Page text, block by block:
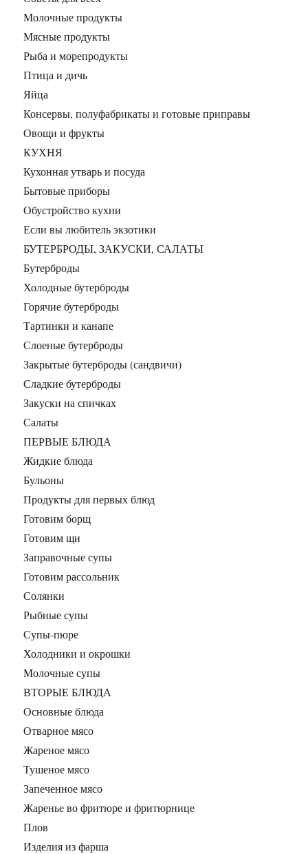
Молочные продукты
Мясные продукты
Рыба и морепродукты
Птица и дичь
Яйца
Консервы, полуфабрикаты и готовые приправы
Овощи и фрукты
КУХНЯ
Кухонная утварь и посуда
Бытовые приборы
Обустройство кухни
Если вы любитель экзотики
БУТЕРБРОДЫ, ЗАКУСКИ, САЛАТЫ
Бутерброды
Холодные бутерброды
Горячие бутерброды
Тартинки и канапе
Слоеные бутерброды
Закрытые бутерброды (сандвичи)
Сладкие бутерброды
Закуски на спичках
Салаты
ПЕРВЫЕ БЛЮДА
Жидкие блюда
Бульоны
Продукты для первых блюд
Готовим борщ
Готовим щи
Заправочные супы
Готовим рассольник
Солянки
Рыбные супы
Супы-пюре
Холодники и окрошки
Молочные супы
ВТОРЫЕ БЛЮДА
Основные блюда
Отварное мясо
Жареное мясо
Тушеное мясо
Запеченное мясо
Жаренье во фритюре и фритюрнице
Плов
Изделия из фарша